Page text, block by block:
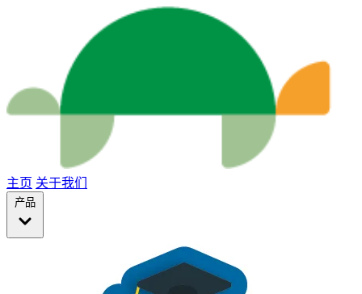
主页 关于我们
产品